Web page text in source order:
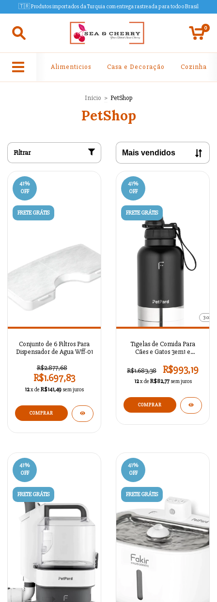
🇹🇷 Produtos importados da Turquia com entrega rastreada para todo o Brasil
0
Alimenticios Casa e Decoração Cozinha
Início > PetShop
PetShop
Filtrar
41%
OFF
FRETE GRÁTIS
Conjunto de 6 Filtros Para
Dispensador de Agua Wff-01
R$2.877,68
R$1.697,83
12x de R$141,49 sem juros
41%
OFF
FRETE GRÁTIS
3 cores
Tigelas de Comida Para
Cães e Gatos 3em1 e
Inoxidável, 1 Litro
R$1.683,38 R$993,19
12x de R$82,77 sem juros
COMPRAR
41%
OFF
FRETE GRÁTIS
41%
OFF
FRETE GRÁTIS